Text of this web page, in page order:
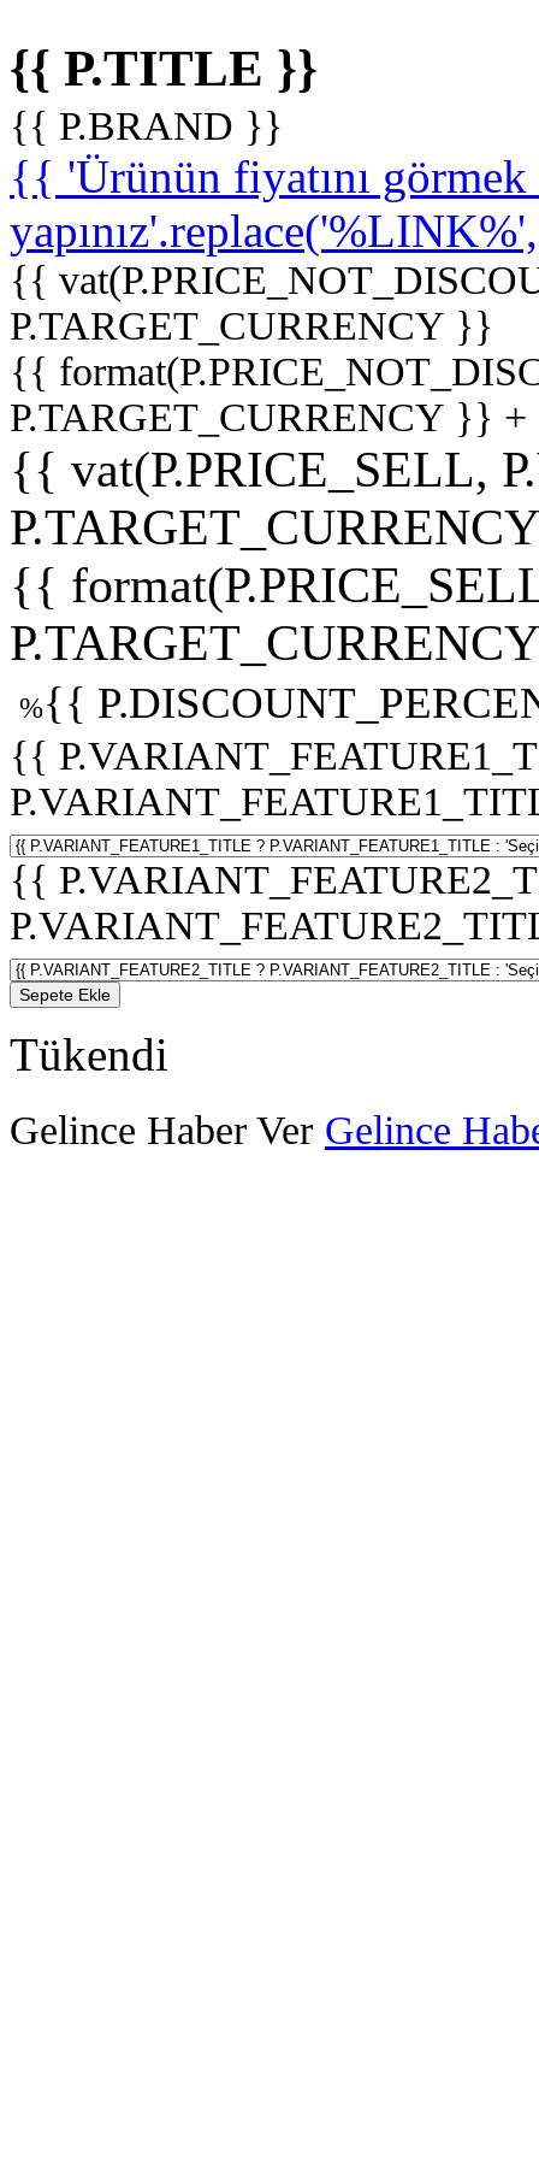
{{ P.TITLE }}
{{ P.BRAND }}
{{ 'Ürünün fiyatını
{{
P.TARGET_CURRENCY }}
{{
P.TARGET_CURRENCY }}
{{ vat(P.PRICE_SELL,
{{
%{{
{{
{{
Sepete Ekle
Tükendi
Gelince Haber Ver Gelince